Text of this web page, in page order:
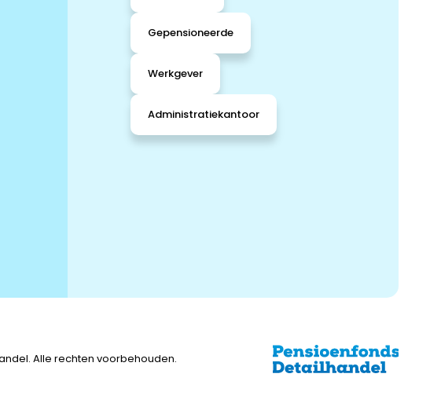
Gepensioneerde
Werkgever
Administratiekantoor
Alle rechten voorbehouden.